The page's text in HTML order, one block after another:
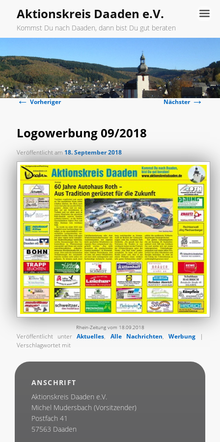
Aktionskreis Daaden e.V.
Kommst Du nach Daaden, dann bist Du gut beraten
primären
Inhalt
Beitragsnavigation
←Vorheriger Nächster→
Logowerbung 09/2018
Veröffentlicht am18. September 2018
Rhein-Zeitung vom 18.09.2018
Veröffentlicht unterAktuelles, Alle Nachrichten, Werbung|
Verschlagwortet mit
ANSCHRIFT
Aktionskreis Daaden e.V.
Michel Mudersbach (Vorsitzender)
Postfach 41
57563 Daaden